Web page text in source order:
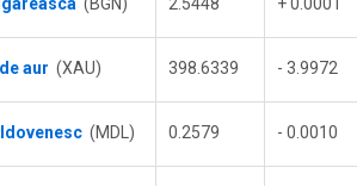
aur (XAU) 398.6339 - 3.9972
(MDL) 0.2579 - 0.0010